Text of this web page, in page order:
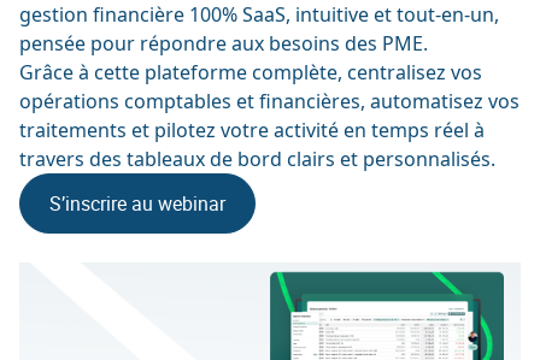
gestion financière 100% SaaS, intuitive et tout-en-un,
pensée pour répondre aux besoins des PME.
Grâce à cette plateforme complète, centralisez vos
opérations comptables et financières, automatisez vos
traitements et pilotez votre activité en temps réel à
travers des tableaux de bord clairs et personnalisés.
S’inscrire au webinar